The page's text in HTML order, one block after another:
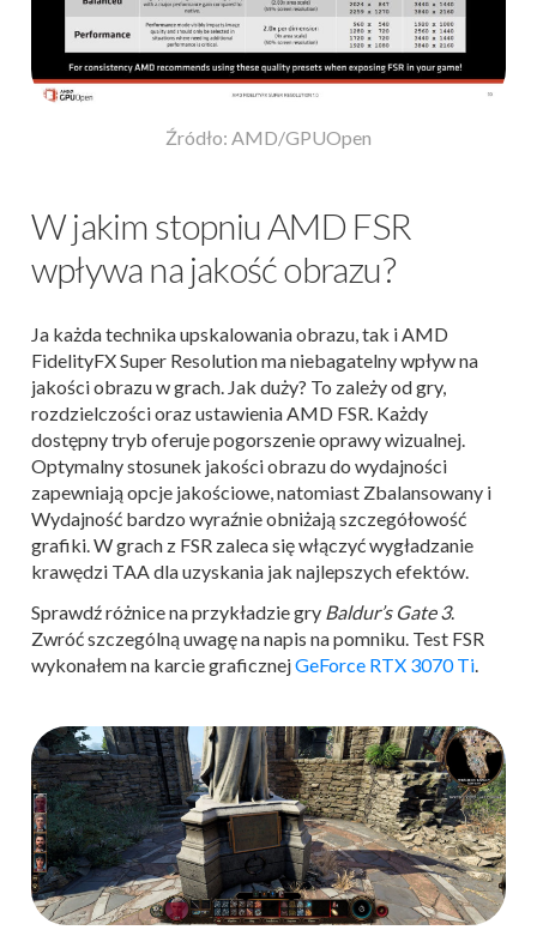
Źródło: AMD/GPUOpen
W jakim stopniu AMD FSR
wpływa na jakość obrazu?
Ja każda technika upskalowania obrazu, tak i AMD
FidelityFX Super Resolution ma niebagatelny wpływ na
jakości obrazu w grach. Jak duży? To zależy od gry,
rozdzielczości oraz ustawienia AMD FSR. Każdy
dostępny tryb oferuje pogorszenie oprawy wizualnej.
Optymalny stosunek jakości obrazu do wydajności
zapewniają opcje jakościowe, natomiast Zbalansowany i
Wydajność bardzo wyraźnie obniżają szczegółowość
grafiki. W grach z FSR zaleca się włączyć wygładzanie
krawędzi TAA dla uzyskania jak najlepszych efektów.
Sprawdź różnice na przykładzie gry Baldur’s Gate 3.
Zwróć szczególną uwagę na napis na pomniku. Test FSR
wykonałem na karcie graficznejGeForce RTX 3070 Ti.